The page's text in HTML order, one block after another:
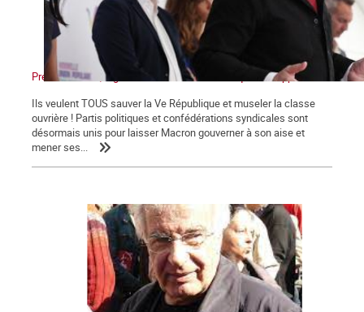
Présidentielles, législatives : Non au front unique des appareils !
Ils veulent TOUS sauver la Ve République et museler la classe
ouvrière ! Partis politiques et confédérations syndicales sont
désormais unis pour laisser Macron gouverner à son aise et
mener ses...